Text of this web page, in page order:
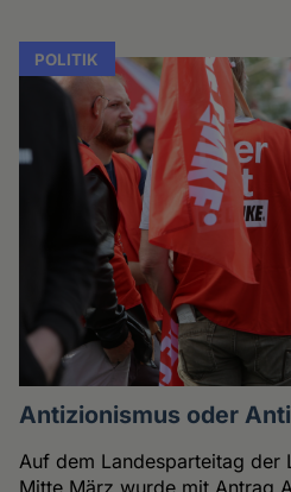
POLITIK
Antizionismus oder
Auf dem Landesparteitag der
Mitte März wurde mit Antrag